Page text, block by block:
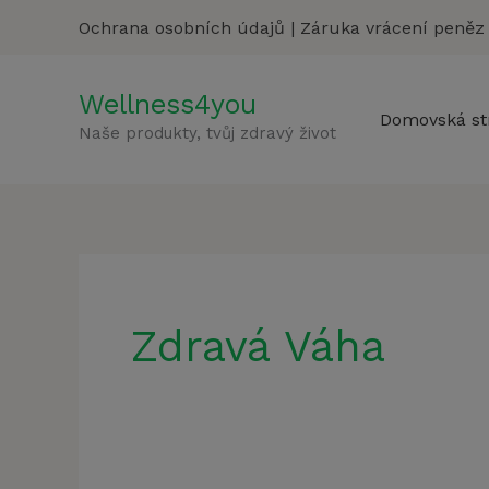
Ochrana osobních údajů | Záruka vrácení peněz
Wellness4you
Naše produkty, tvůj zdravý život
Domovská
Zdravá Váha